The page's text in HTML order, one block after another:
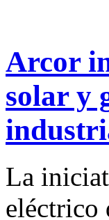
Arcor
solar y
La
eléctrico